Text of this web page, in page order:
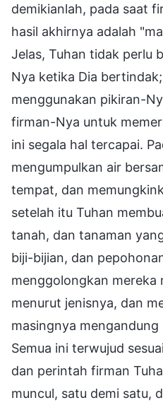
demikianlah, pada saat
hasil akhirnya adalah
Jelas, Tuhan tidak perlu
Nya ketika Dia
menggunakan pikiran-
firman-Nya untuk
ini segala hal tercapai.
mengumpulkan air
tempat, dan
setelah itu Tuhan
tanah, dan tanaman
biji-bijian, dan
menggolongkan mereka
menurut jenisnya, dan
masingnya
Semua ini terwujud
dan perintah firman
muncul, satu demi satu,